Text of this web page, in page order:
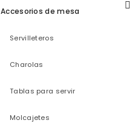
Accesorios de mesa
Servilleteros
Charolas
Tablas para servir
Molcajetes